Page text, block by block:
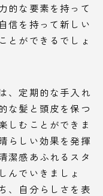
的な要素を持って
信を持って新しい
とができるでしょ
、定期的な手入れ
な髪と頭皮を保つ
しむことができま
らしい効果を発揮
潔感あふれるスタ
んでいきましょ
、自分らしさを表